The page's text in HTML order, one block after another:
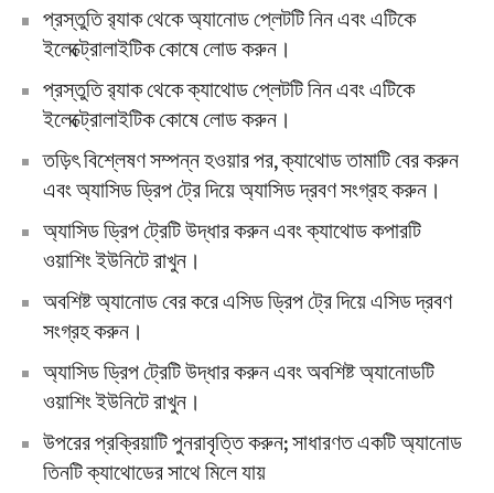
প্রস্তুতি র‍্যাক থেকে অ্যানোড প্লেটটি নিন এবং এটিকে
ইলেক্ট্রোলাইটিক কোষে লোড করুন।
প্রস্তুতি র‍্যাক থেকে ক্যাথোড প্লেটটি নিন এবং এটিকে
ইলেক্ট্রোলাইটিক কোষে লোড করুন।
তড়িৎ বিশ্লেষণ সম্পন্ন হওয়ার পর, ক্যাথোড তামাটি বের করুন
এবং অ্যাসিড ড্রিপ ট্রে দিয়ে অ্যাসিড দ্রবণ সংগ্রহ করুন।
অ্যাসিড ড্রিপ ট্রেটি উদ্ধার করুন এবং ক্যাথোড কপারটি
ওয়াশিং ইউনিটে রাখুন।
অবশিষ্ট অ্যানোড বের করে এসিড ড্রিপ ট্রে দিয়ে এসিড দ্রবণ
সংগ্রহ করুন।
অ্যাসিড ড্রিপ ট্রেটি উদ্ধার করুন এবং অবশিষ্ট অ্যানোডটি
ওয়াশিং ইউনিটে রাখুন।
উপরের প্রক্রিয়াটি পুনরাবৃত্তি করুন; সাধারণত একটি অ্যানোড
তিনটি ক্যাথোডের সাথে মিলে যায়